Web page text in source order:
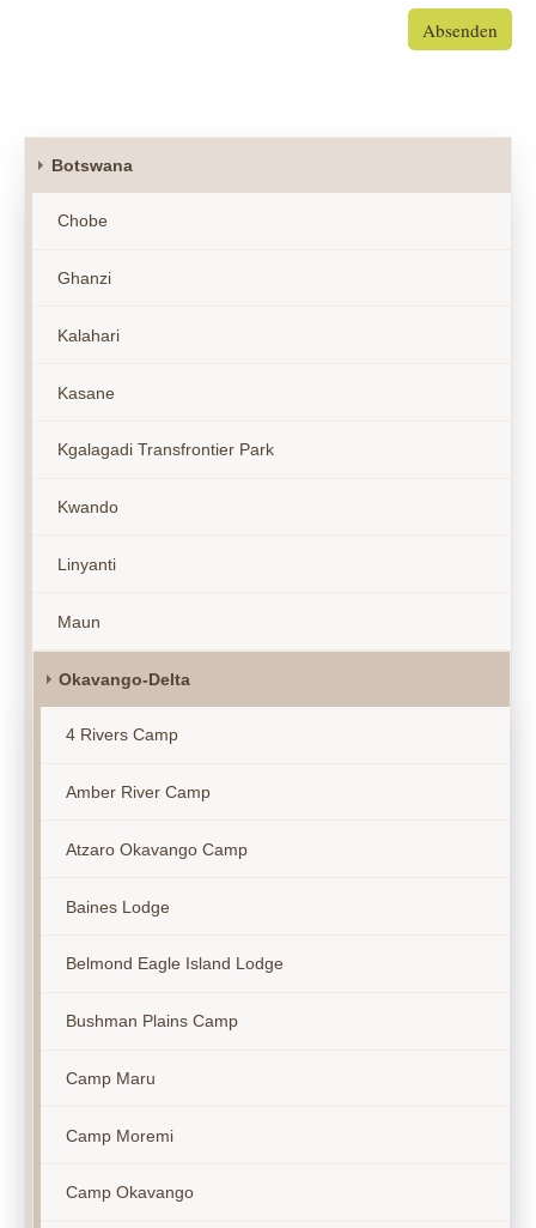
Absenden
Botswana
Chobe
Ghanzi
Kalahari
Kasane
Kgalagadi Transfrontier Park
Kwando
Linyanti
Maun
Okavango-Delta
4 Rivers Camp
Amber River Camp
Atzaro Okavango Camp
Baines Lodge
Belmond Eagle Island Lodge
Bushman Plains Camp
Camp Maru
Camp Moremi
Camp Okavango